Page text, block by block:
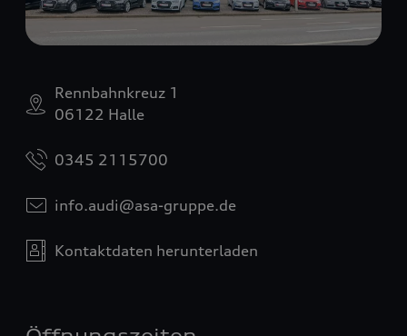
Rennbahnkreuz 1
06122 Halle
0345 2115700
info.audi@asa-gruppe.de
Kontaktdaten herunterladen